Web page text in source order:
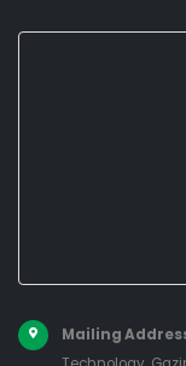
Mailing